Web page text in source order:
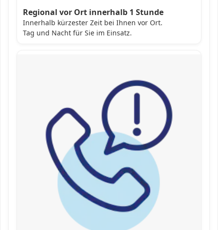
Regional vor Ort innerhalb 1 Stunde
Innerhalb kürzester Zeit bei Ihnen vor Ort.
Tag und Nacht für Sie im Einsatz.